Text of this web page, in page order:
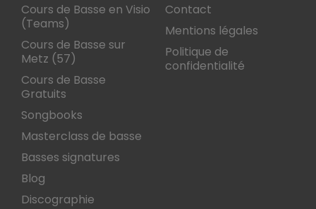
Cours de Basse en Visio
(Teams)
Cours de Basse sur
Metz (57)
Cours de Basse
Gratuits
Songbooks
Masterclass de basse
Basses signatures
Blog
Discographie
Contact
Mentions légales
Politique de
confidentialité